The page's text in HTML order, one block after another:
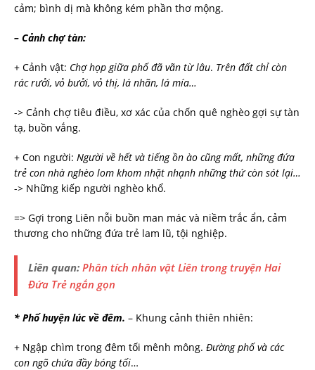
cảm; bình dị mà không kém phần thơ mộng.
– Cảnh chợ tàn:
+ Cảnh vật: Chợ họp giữa phố đã vãn từ lâu. Trên đất chỉ còn
rác rưởi, vỏ bưởi, vỏ thị, lá nhãn, lá mía…
-> Cảnh chợ tiêu điều, xơ xác của chốn quê nghèo gợi sự tàn
tạ, buồn vắng.
+ Con người: Người về hết và tiếng ồn ào cũng mất, những đứa
trẻ con nhà nghèo lom khom nhặt nhạnh những thứ còn sót lại…
-> Những kiếp người nghèo khổ.
=> Gợi trong Liên nỗi buồn man mác và niềm trắc ẩn, cảm
thương cho những đứa trẻ lam lũ, tội nghiệp.
Liên quan: Phân tích nhân vật Liên trong truyện Hai
Đứa Trẻ ngắn gọn
* Phố huyện lúc về đêm. – Khung cảnh thiên nhiên:
+ Ngập chìm trong đêm tối mênh mông. Đường phố và các
con ngõ chứa đầy bóng tối…